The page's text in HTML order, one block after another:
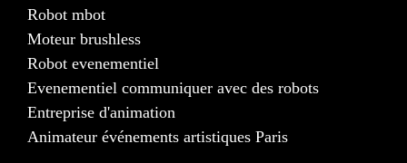
Robot mbot
Moteur brushless
Robot evenementiel
Evenementiel communiquer avec des robots
Entreprise d'animation
Animateur événements artistiques Paris